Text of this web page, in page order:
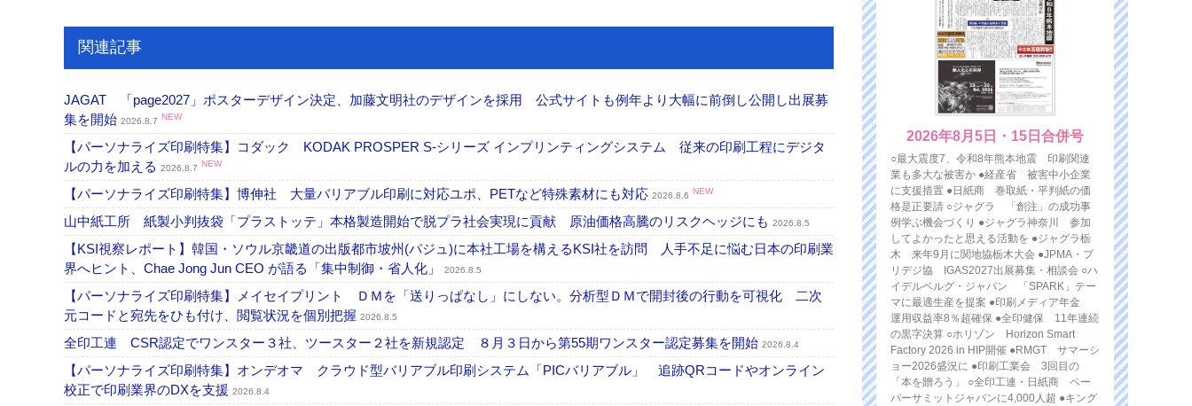
関連記事
JAGAT 「page2027」ポスターデザイン決定、加藤文明社のデザインを採用 公式サイトも例年より大幅に前倒し公開し出展募
集を開始 2026.8.7 NEW
【パーソナライズ印刷特集】コダック KODAK PROSPER S-シリーズ インプリンティングシステム 従来の印刷工程にデジタ
ルの力を加える 2026.8.7 NEW
【パーソナライズ印刷特集】博伸社 大量バリアブル印刷に対応ユポ、PETなど特殊素材にも対応 2026.8.6 NEW
山中紙工所 紙製小判抜袋「プラストッテ」本格製造開始で脱プラ社会実現に貢献 原油価格高騰のリスクヘッジにも 2026.8.5
【KSI視察レポート】韓国・ソウル京畿道の出版都市坡州(パジュ)に本社工場を構えるKSI社を訪問 人手不足に悩む日本の印刷業
界へヒント、Chae Jong Jun CEO が語る「集中制御・省人化」
2026.8.5
【パーソナライズ印刷特集】メイセイプリント ＤＭを「送りっぱなし」にしない。分析型ＤＭで開封後の行動を可視化 二次
元コードと宛先をひも付け、閲覧状況を個別把握 2026.8.5
全印工連 CSR認定でワンスター３社、ツースター２社を新規認定 ８月３日から第55期ワンスター認定募集を開始 2026.8.4
【パーソナライズ印刷特集】オンデオマ クラウド型バリアブル印刷システム「PICバリアブル」 追跡QRコードやオンライン
校正で印刷業界のDXを支援 2026.8.4
2026年8月5日・15日合併号
○最大震度7、令和8年熊本地震 印刷関連
業も多大な被害か ●経産省 被害中小企業
に支援措置 ●日紙商 巻取紙・平判紙の価
格是正要請 ○ジャグラ 「創注」の成功事
例学ぶ機会づくり ●ジャグラ神奈川 参加
してよかったと思える活動を ●ジャグラ栃
木 来年9月に関地協栃木大会 ●JPMA・プ
リデジ協 IGAS2027出展募集・相談会 ○ハ
イデルベルグ・ジャパン 「SPARK」テー
マに最適生産を提案 ●印刷メディア年金
運用収益率8％超確保 ●全印健保 11年連続
の黒字決算 ○ホリゾン Horizon Smart
Factory 2026 in HIP開催 ●RMGT サマーシ
ョー2026盛況に ●印刷工業会 3回目の
「本を贈ろう」 ○全印工連・日紙商 ペー
パーサミットジャパンに4,000人超 ●キング